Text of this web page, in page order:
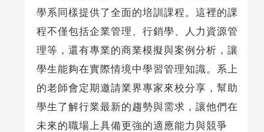
學系同樣提供了全面的培訓課程。這裡的課
程不僅包括企業管理、行銷學、人力資源管
理等，還有專業的商業模擬與案例分析，讓
學生能夠在實際情境中學習管理知識。系上
的老師會定期邀請業界專家來校分享，幫助
學生了解行業最新的趨勢與需求，讓他們在
未來的職場上具備更強的適應能力與競爭